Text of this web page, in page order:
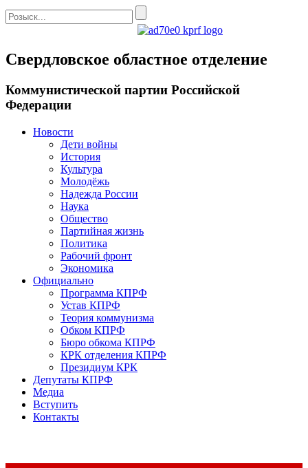
Свердловское областное отделение
Коммунистической партии Российской
Федерации
Новости
Дети войны
История
Культура
Молодёжь
Надежда России
Наука
Общество
Партийная жизнь
Политика
Рабочий фронт
Экономика
Официально
Программа КПРФ
Устав КПРФ
Теория коммунизма
Обком КПРФ
Бюро обкома КПРФ
КРК отделения КПРФ
Президиум КРК
Депутаты КПРФ
Медиа
Вступить
Контакты